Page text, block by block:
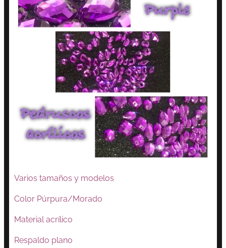
Varios tamaños y modelos
Color Púrpura/Morado
Material acrílico
Respaldo plano